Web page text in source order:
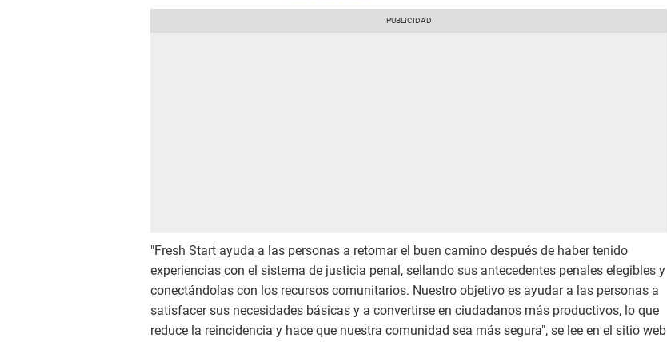
"Fresh Start ayuda a las personas a retomar el buen camino después de haber tenido
experiencias con el sistema de justicia penal, sellando sus antecedentes penales elegibles y
conectándolas con los recursos comunitarios. Nuestro objetivo es ayudar a las personas a
satisfacer sus necesidades básicas y a convertirse en ciudadanos más productivos, lo que
reduce la reincidencia y hace que nuestra comunidad sea más segura", se lee en el sitio web